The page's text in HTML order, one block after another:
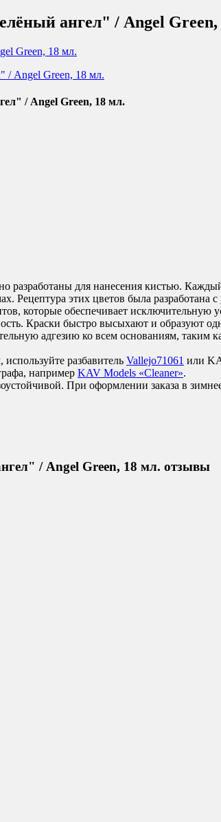
ангел" / Angel Green,
/ Angel Green, 18 мл.
разработаны для нанесения кистью.
Рецептура этих цветов была
которые обеспечивает
Краски быстро высыхают и образуют
адгезию ко всем основаниям, таким
разбавитель Vallejo71061 или
например KAV Models «Cleaner».
При оформлении заказа в
/ Angel Green, 18 мл. отзывы